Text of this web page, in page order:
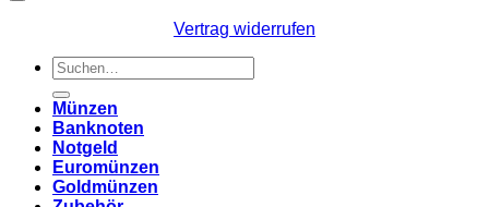
Vertrag widerrufen
Suchen
nach:
Münzen
Banknoten
Notgeld
Euromünzen
Goldmünzen